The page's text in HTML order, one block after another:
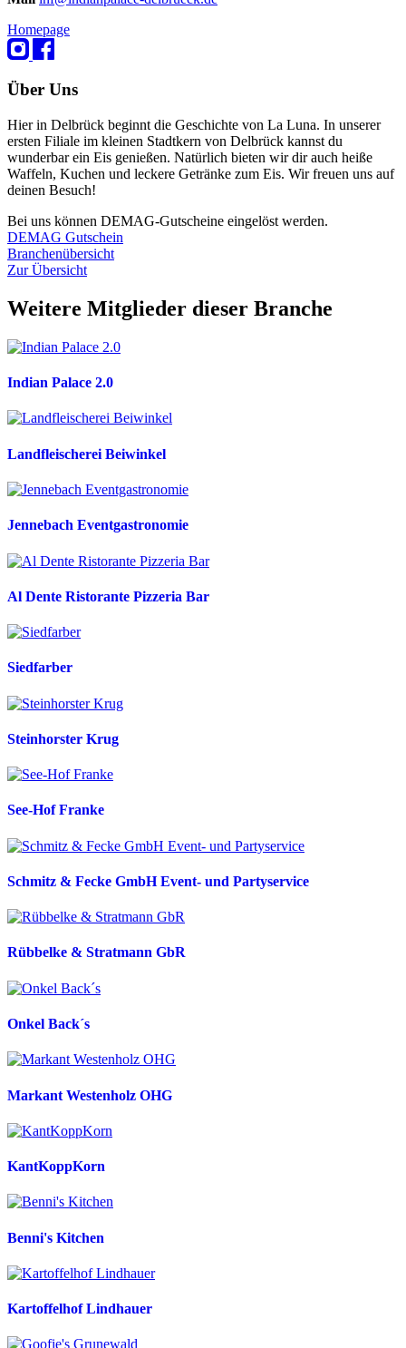
Homepage
Über Uns
Hier in Delbrück beginnt die Geschichte von La Luna. In unserer
ersten Filiale im kleinen Stadtkern von Delbrück kannst du
wunderbar ein Eis genießen. Natürlich bieten wir dir auch heiße
Waffeln, Kuchen und leckere Getränke zum Eis. Wir freuen uns auf
deinen Besuch!
Bei uns können DEMAG-Gutscheine eingelöst werden.
DEMAG Gutschein
Branchenübersicht
Zur Übersicht
Weitere Mitglieder dieser Branche
Indian Palace 2.0
Landfleischerei Beiwinkel
Jennebach Eventgastronomie
Al Dente Ristorante Pizzeria Bar
Siedfarber
Steinhorster Krug
See-Hof Franke
Schmitz & Fecke GmbH Event- und Partyservice
Rübbelke & Stratmann GbR
Onkel Back´s
Markant Westenholz OHG
KantKoppKorn
Benni's Kitchen
Kartoffelhof Lindhauer